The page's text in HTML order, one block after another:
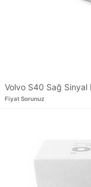
Volvo S40 Sağ Sinyal
Fiyat Sorunuz